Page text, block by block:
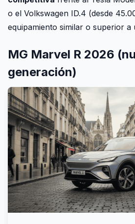
o el Volkswagen ID.4 (desde
equipamiento similar o superior a
MG Marvel R 2026
generación)